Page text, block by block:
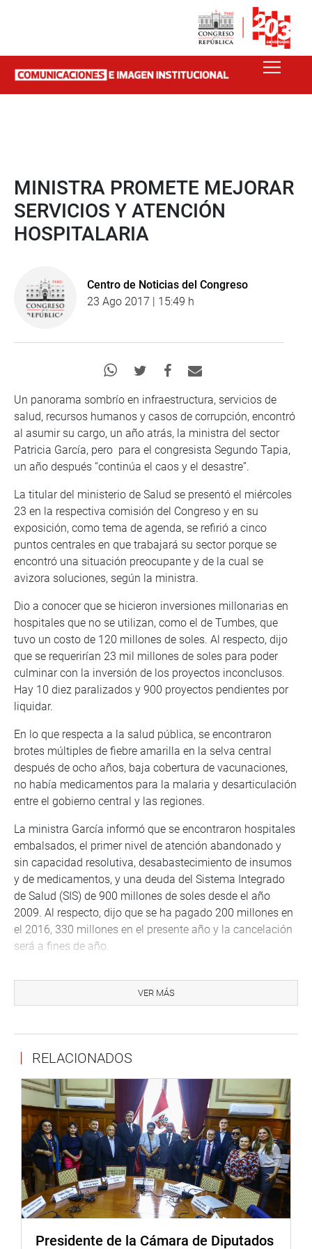
MINISTRA PROMETE MEJORAR
SERVICIOS Y ATENCIÓN
HOSPITALARIA
Centro de Noticias del Congreso
23 Ago 2017 | 15:49 h
Un panorama sombrío en infraestructura, servicios de
salud, recursos humanos y casos de corrupción, encontró
al asumir su cargo, un año atrás, la ministra del sector
Patricia García, pero para el congresista Segundo Tapia,
un año después “continúa el caos y el desastre”.
La titular del ministerio de Salud se presentó el miércoles
23 en la respectiva comisión del Congreso y en su
exposición, como tema de agenda, se refirió a cinco
puntos centrales en que trabajará su sector porque se
encontró una situación preocupante y de la cual se
avizora soluciones, según la ministra.
Dio a conocer que se hicieron inversiones millonarias en
hospitales que no se utilizan, como el de Tumbes, que
tuvo un costo de 120 millones de soles. Al respecto, dijo
que se requerirían 23 mil millones de soles para poder
culminar con la inversión de los proyectos inconclusos.
Hay 10 diez paralizados y 900 proyectos pendientes por
liquidar.
En lo que respecta a la salud pública, se encontraron
brotes múltiples de fiebre amarilla en la selva central
después de ocho años, baja cobertura de vacunaciones,
no había medicamentos para la malaria y desarticulación
entre el gobierno central y las regiones.
La ministra García informó que se encontraron hospitales
embalsados, el primer nivel de atención abandonado y
sin capacidad resolutiva, desabastecimiento de insumos
y de medicamentos, y una deuda del Sistema Integrado
de Salud (SIS) de 900 millones de soles desde el año
2009. Al respecto, dijo que se ha pagado 200 millones en
el 2016, 330 millones en el presente año y la cancelación
será a fines de año.
profesionales desmotivados y desconfiados y
compromisos laborales pendientes de aproximadamente
En las intervenciones, los congresistas que usaron de la
palabra expresaron su preocupación por la deficiente
atención del servicio de salud en sus regiones y algunos
casos específicos. Por ejemplo, la congresista Luz
Salgado llamó la atención por la deficiente labor de los
médicos del SIS para atender casos de emergencia,
posición que fuera compartida luego por su colega
Vicente Zeballos.
Benicio Ríos Ocsa reveló una serie de irregularidades en
VER MÁS
RELACIONADOS
Presidente de la Cámara de Diputados